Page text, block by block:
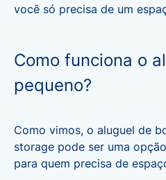
você só precisa de um
Como funciona o
pequeno?
Como vimos, o aluguel de
storage pode ser uma
para quem precisa de